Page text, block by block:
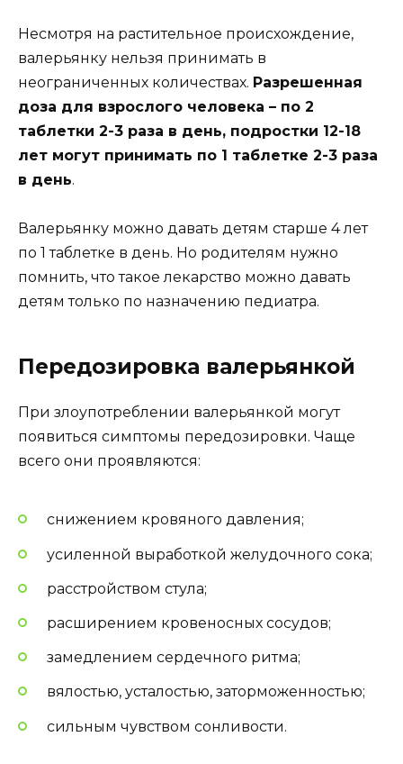
Несмотря на растительное происхождение,
валерьянку нельзя принимать в
неограниченных количествах. Разрешенная
доза для взрослого человека – по 2
таблетки 2-3 раза в день, подростки 12-18
лет могут принимать по 1 таблетке 2-3 раза
в день.
Валерьянку можно давать детям старше 4 лет
по 1 таблетке в день. Но родителям нужно
помнить, что такое лекарство можно давать
детям только по назначению педиатра.
Передозировка валерьянкой
При злоупотреблении валерьянкой могут
появиться симптомы передозировки. Чаще
всего они проявляются:
снижением кровяного давления;
усиленной выработкой желудочного сока;
расстройством стула;
расширением кровеносных сосудов;
замедлением сердечного ритма;
вялостью, усталостью, заторможенностью;
сильным чувством сонливости.